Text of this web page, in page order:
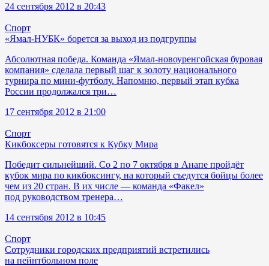
24 сентября 2012 в 20:43
Спорт
«Ямал-НУБК» борется за выход из подгруппы
Абсолютная победа. Команда «Ямал-новоуренгойская буровая
компания» сделала первый шаг к золоту национального
турнира по мини-футболу. Напомню, первый этап кубка
России продолжался три…
17 сентября 2012 в 21:00
Спорт
Кикбоксеры готовятся к Кубку Мира
Победит сильнейший. Со 2 по 7 октября в Анапе пройдёт
кубок мира по кикбоксингу, на который съедутся бойцы более
чем из 20 стран. В их числе — команда «Факел»
под руководством тренера…
14 сентября 2012 в 10:45
Спорт
Сотрудники городских предприятий встретились
на пейнтбольном поле